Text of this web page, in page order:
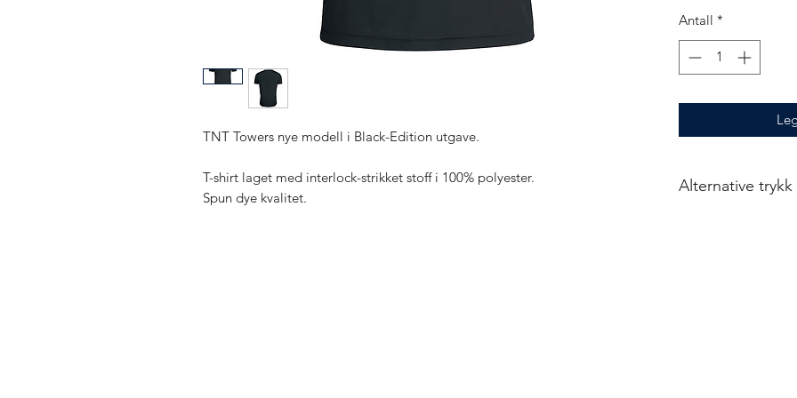
TNT Towers nye modell i Black-Edition utgave.
T-shirt laget med interlock-strikket stoff i 100% polyester.
Spun dye kvalitet.
Antall *
Alternative trykk